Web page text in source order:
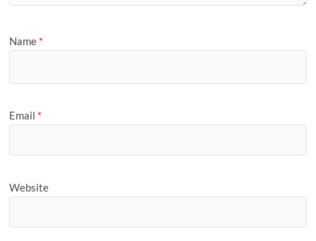
Name *
Email *
Website